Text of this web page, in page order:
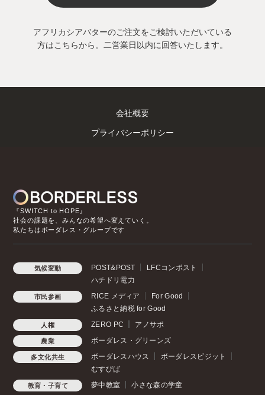
アフリカシアバターのご注文をご検討いただいている
方はこちらから。二営業日以内に回答いたします。
会社概要
プライバシーポリシー
『SWITCH to HOPE』
社会の課題を、みんなの希望へ変えていく。
私たちはボーダレス・グループです
気候変動 POST&POST
LFCコンポスト
ハチドリ電力
市民参画 RICE メディア
For Good
ふるさと納税 for Good
人権 ZERO PC アノサポ
農業 ボーダレス・グリーンズ
多文化共生 ボーダレスハウス
ボーダレスビジット
むすびば
教育・子育て 夢中教室 小さな森の学童